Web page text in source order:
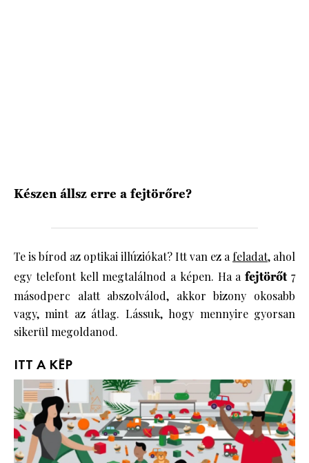
Készen állsz erre a fejtörőre?
Te is bírod az optikai illúziókat? Itt van ez afeladat, ahol
egy telefont kell megtalálnod a képen. Ha afejtörőt7
másodperc alatt abszolválod, akkor bizony okosabb
vagy, mint az átlag. Lássuk, hogy mennyire gyorsan
sikerül megoldanod.
ITT A KÉP